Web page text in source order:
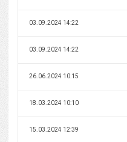
03.09.2024 14:22
03.09.2024 14:22
26.06.2024 10:15
18.03.2024 10:10
15.03.2024 12:39